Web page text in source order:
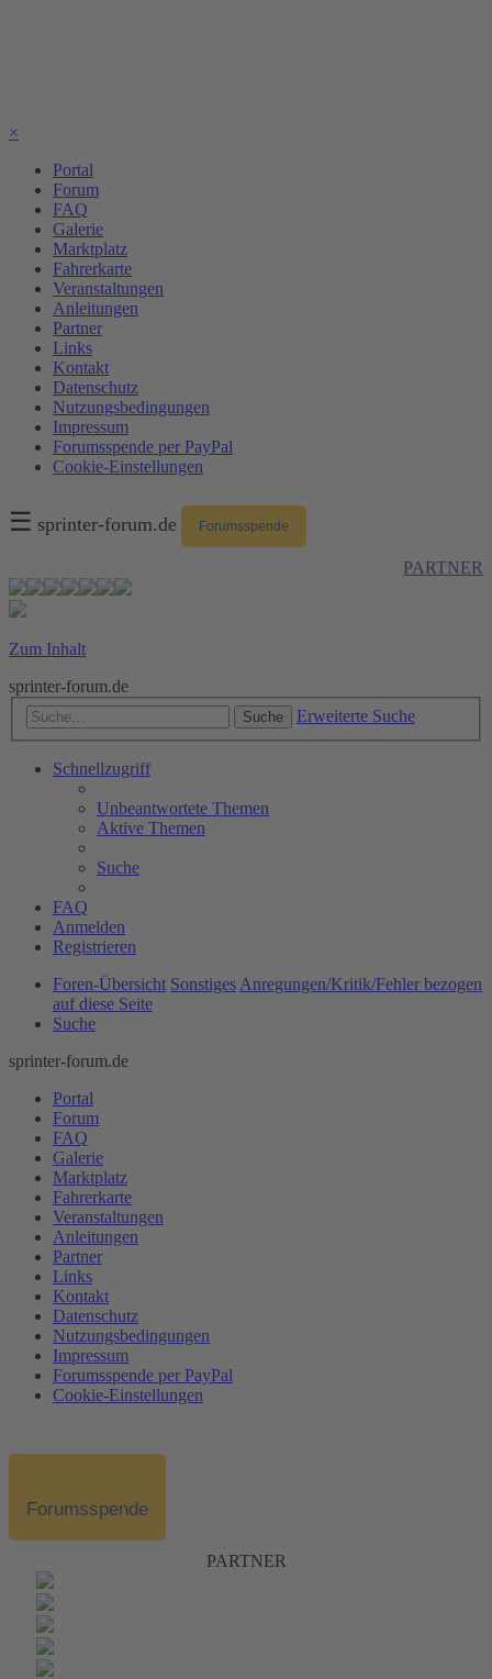
×
Portal
Forum
FAQ
Galerie
Marktplatz
Fahrerkarte
Veranstaltungen
Anleitungen
Partner
Links
Kontakt
Datenschutz
Nutzungsbedingungen
Impressum
Forumsspende per PayPal
Cookie-Einstellungen
☰ sprinter-forum.de Forumsspende
PARTNER
Zum Inhalt
sprinter-forum.de
Suche Erweiterte Suche
Schnellzugriff
Unbeantwortete Themen
Aktive Themen
Suche
FAQ
Anmelden
Registrieren
Foren-Übersicht Sonstiges Anregungen/Kritik/Fehler bezogen
auf diese Seite
Suche
sprinter-forum.de
Portal
Forum
FAQ
Galerie
Marktplatz
Fahrerkarte
Veranstaltungen
Anleitungen
Partner
Links
Kontakt
Datenschutz
Nutzungsbedingungen
Impressum
Forumsspende per PayPal
Cookie-Einstellungen
Forumsspende
PARTNER